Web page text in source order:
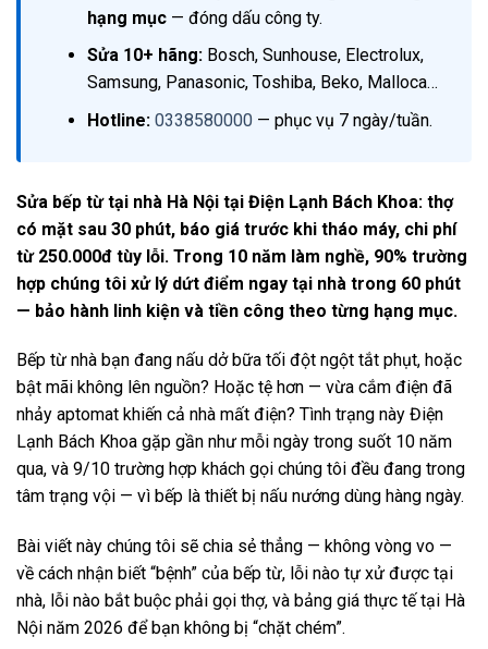
hạng mục— đóng dấu công ty.
Sửa 10+ hãng:Bosch, Sunhouse, Electrolux,
Samsung, Panasonic, Toshiba, Beko, Malloca…
Hotline: 0338580000— phục vụ 7 ngày/tuần.
Sửa bếp từ tại nhà Hà Nội tại Điện Lạnh Bách Khoa: thợ
có mặt sau 30 phút, báo giá trước khi tháo máy, chi phí
từ 250.000đ tùy lỗi. Trong 10 năm làm nghề, 90% trường
hợp chúng tôi xử lý dứt điểm ngay tại nhà trong 60 phút
— bảo hành linh kiện và tiền công theo từng hạng mục.
Bếp từ nhà bạn đang nấu dở bữa tối đột ngột tắt phụt, hoặc
bật mãi không lên nguồn? Hoặc tệ hơn — vừa cắm điện đã
nhảy aptomat khiến cả nhà mất điện? Tình trạng này Điện
Lạnh Bách Khoa gặp gần như mỗi ngày trong suốt 10 năm
qua, và 9/10 trường hợp khách gọi chúng tôi đều đang trong
tâm trạng vội — vì bếp là thiết bị nấu nướng dùng hàng ngày.
Bài viết này chúng tôi sẽ chia sẻ thẳng — không vòng vo —
về cách nhận biết “bệnh” của bếp từ, lỗi nào tự xử được tại
nhà, lỗi nào bắt buộc phải gọi thợ, và bảng giá thực tế tại Hà
Nội năm 2026 để bạn không bị “chặt chém”.